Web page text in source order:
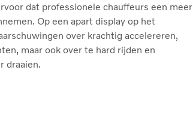
dat professionele chauffeurs een meer
Op een apart display op het
over krachtig accelereren,
maar ook over te hard rijden en
draaien.